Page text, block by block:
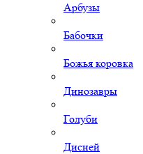
Арбузы
Бабочки
Божья коровка
Динозавры
Голуби
Дисней